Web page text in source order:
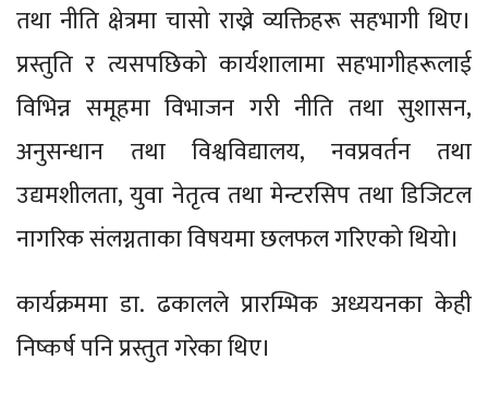
तथा नीति क्षेत्रमा चासो राख्ने व्यक्तिहरू सहभागी थिए।
प्रस्तुति र त्यसपछिको कार्यशालामा सहभागीहरूलाई
विभिन्न समूहमा विभाजन गरी नीति तथा सुशासन,
अनुसन्धान तथा विश्वविद्यालय, नवप्रवर्तन तथा
उद्यमशीलता, युवा नेतृत्व तथा मेन्टरसिप तथा डिजिटल
नागरिक संलग्नताका विषयमा छलफल गरिएको थियो।
कार्यक्रममा डा. ढकालले प्रारम्भिक अध्ययनका केही
निष्कर्ष पनि प्रस्तुत गरेका थिए।